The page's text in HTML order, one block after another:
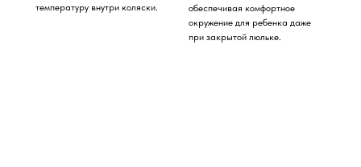
температуру внутри коляски.
обеспечивая комфортное
окружение для ребенка даже
при закрытой люльке.